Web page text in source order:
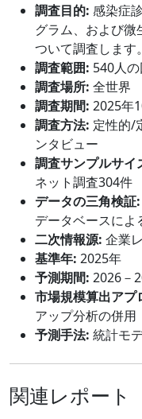
調査目的: 感染症
グラム、および微
ついて調査します。
調査範囲: 540人
調査場所: 全世界
調査期間: 2025年
調査方法: 定性的/
ンタビュー
調査サンプルサイ
ネット調査304件
データの三角検証:
データベースによ
二次情報源: 企業
基準年: 2025年
予測期間: 2026－
市場規模算出アプ
アップ分析の併用
予測手法: 統計モ
関連レポート